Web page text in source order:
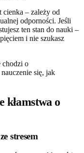
cienka – zależy od
odporności. Jeśli
ten stan do nauki –
i nie szukasz
chodzi o
się, jak
kłamstwa o
stresem